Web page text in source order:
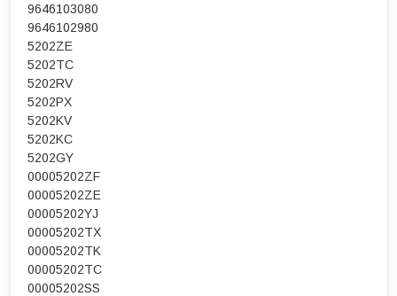
9646103080
9646102980
5202ZE
5202TC
5202RV
5202PX
5202KV
5202KC
5202GY
00005202ZF
00005202ZE
00005202YJ
00005202TX
00005202TK
00005202TC
00005202SS